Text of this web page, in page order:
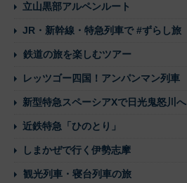
立山黒部アルペンルート
JR・新幹線・特急列車で #ずらし旅
鉄道の旅を楽しむツアー
レッツゴー四国！アンパンマン列車
新型特急スペーシアXで日光鬼怒川へ
近鉄特急「ひのとり」
しまかぜで行く伊勢志摩
観光列車・寝台列車の旅